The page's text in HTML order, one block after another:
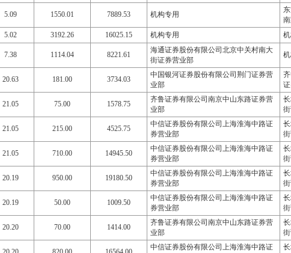
5.09 1550.01 7889.53 机构专用
5.02 3192.26 16025.15 机构专用
7.38 1114.04 8221.61
海通证券股份有限公司北京中关村南大
街证券营业部
20.63 181.00 3734.03
中国银河证券股份有限公司荆门证券营
业部
21.05 75.00 1578.75
齐鲁证券有限公司南京中山东路证券营
业部
21.05 215.00 4525.75
中信证券股份有限公司上海淮海中路证
券营业部
21.05 710.00 14945.50
中信证券股份有限公司上海淮海中路证
券营业部
20.19 950.00 19180.50
中信证券股份有限公司上海淮海中路证
券营业部
20.19 50.00 1009.50
中信证券股份有限公司上海淮海中路证
券营业部
20.20 70.00 1414.00
齐鲁证券有限公司南京中山东路证券营
业部
中信证券股份有限公司上海淮海中路证